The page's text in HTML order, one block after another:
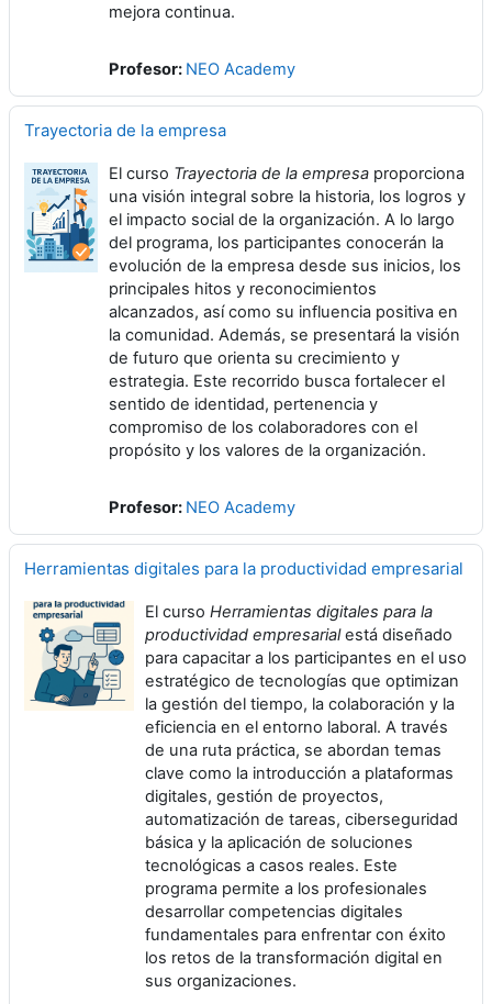
mejora continua.
Profesor: NEO Academy
Trayectoria de la empresa
El curso Trayectoria de la empresaproporciona
una visión integral sobre la historia, los logros y
el impacto social de la organización. A lo largo
del programa, los participantes conocerán la
evolución de la empresa desde sus inicios, los
principales hitos y reconocimientos
alcanzados, así como su influencia positiva en
la comunidad. Además, se presentará la visión
de futuro que orienta su crecimiento y
estrategia. Este recorrido busca fortalecer el
sentido de identidad, pertenencia y
compromiso de los colaboradores con el
propósito y los valores de la organización.
Profesor: NEO Academy
Herramientas digitales para la productividad empresarial
El curso Herramientas digitales para la
productividad empresarialestá diseñado
para capacitar a los participantes en el uso
estratégico de tecnologías que optimizan
la gestión del tiempo, la colaboración y la
eficiencia en el entorno laboral. A través
de una ruta práctica, se abordan temas
clave como la introducción a plataformas
digitales, gestión de proyectos,
automatización de tareas, ciberseguridad
básica y la aplicación de soluciones
tecnológicas a casos reales. Este
programa permite a los profesionales
desarrollar competencias digitales
fundamentales para enfrentar con éxito
los retos de la transformación digital en
sus organizaciones.